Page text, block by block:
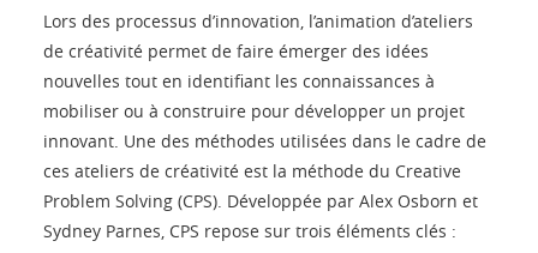
Lors des processus d’innovation, l’animation d’ateliers
de créativité permet de faire émerger des idées
nouvelles tout en identifiant les connaissances à
mobiliser ou à construire pour développer un projet
innovant. Une des méthodes utilisées dans le cadre de
ces ateliers de créativité est la méthode du Creative
Problem Solving (CPS). Développée par Alex Osborn et
Sydney Parnes, CPS repose sur trois éléments clés :